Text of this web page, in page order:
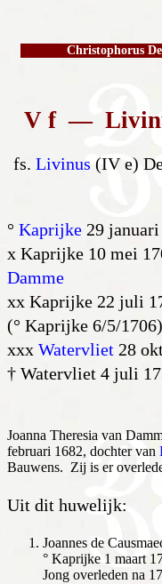
Christophorus
V f —
fs. Livinus (IV e)
° Kaprijke 29
x Kaprijke 10 mei
Damme
xx Kaprijke 22 juli
(° Kaprijke 6/5/1706)
xxx Watervliet 28
† Watervliet 4 juli
Joanna Theresia van
februari 1682, dochter van
Bauwens. Zij is er
Uit dit huwelijk:
Joannes de
° Kaprijke 1 maart
Jong overleden na